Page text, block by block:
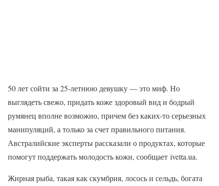
50 лет сойти за 25-летнюю девушку — это миф. Но
выглядеть свежо, придать коже здоровый вид и бодрый
румянец вполне возможно, причем без каких-то серьезных
манипуляций, а только за счет правильного питания.
Австралийские эксперты рассказали о продуктах, которые
помогут поддержать молодость кожи, сообщает ivetta.ua.
Жирная рыба, такая как скумбрия, лосось и сельдь, богата